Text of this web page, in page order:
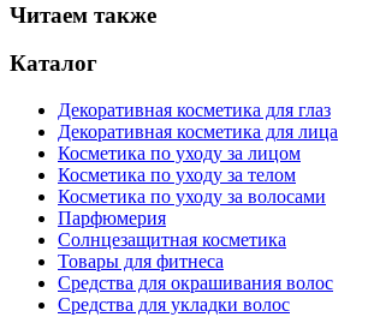
Читаем также
Каталог
Декоративная косметика для глаз
Декоративная косметика для лица
Косметика по уходу за лицом
Косметика по уходу за телом
Косметика по уходу за волосами
Парфюмерия
Солнцезащитная косметика
Товары для фитнеса
Средства для окрашивания волос
Средства для укладки волос